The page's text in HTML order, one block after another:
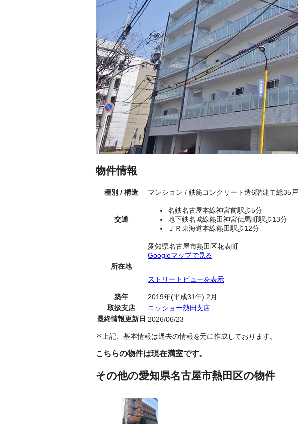
物件情報
種別 / 構造 マンション / 鉄筋コンクリート造6階建て総35戸
交通
名鉄名古屋本線神宮前駅歩5分
地下鉄名城線熱田神宮伝馬町駅歩13分
ＪＲ東海道本線熱田駅歩12分
所在地
愛知県名古屋市熱田区花表町
Googleマップで見る
ストリートビューを表示
築年
2019年(平成31年) 2月
取扱支店
ニッショー熱田支店
最終情報更新日 2026/06/23
※上記、基本情報は過去の情報を元に作成しております。
こちらの物件は現在満室です。
その他の愛知県名古屋市熱田区の物件